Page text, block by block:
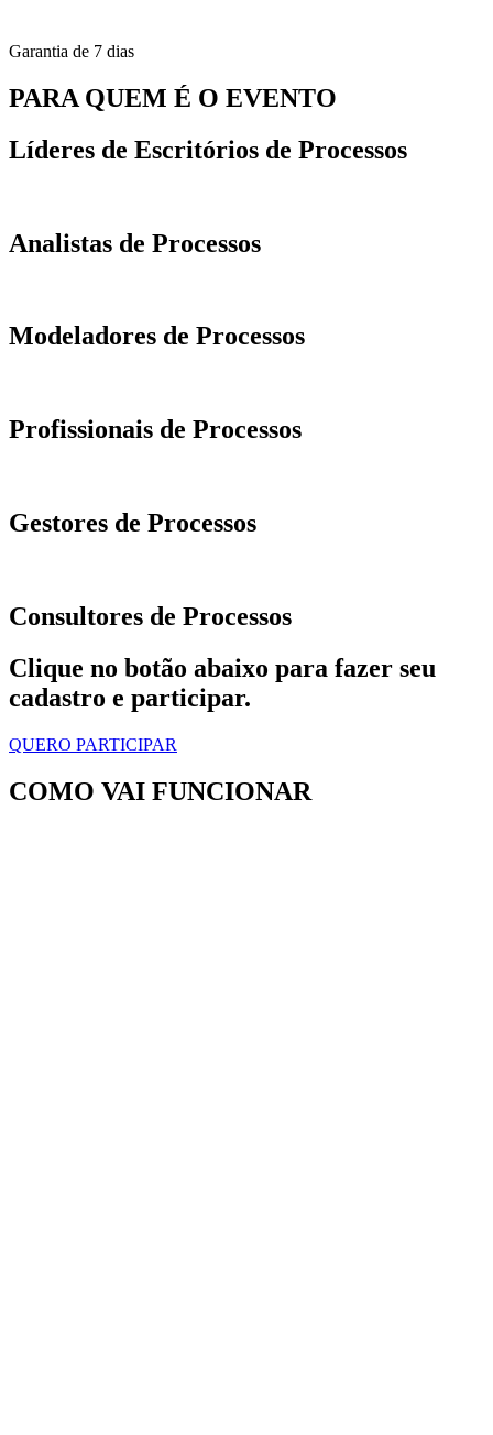
Garantia de 7 dias
PARA QUEM É O EVENTO
Líderes de Escritórios de Processos
Analistas de Processos
Modeladores de Processos
Profissionais de Processos
Gestores de Processos
Consultores de Processos
Clique no botão abaixo para fazer seu
cadastro e participar.
QUERO PARTICIPAR
COMO VAI FUNCIONAR